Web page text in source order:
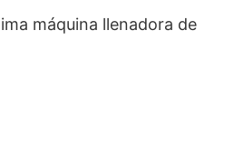
máquina llenadora de